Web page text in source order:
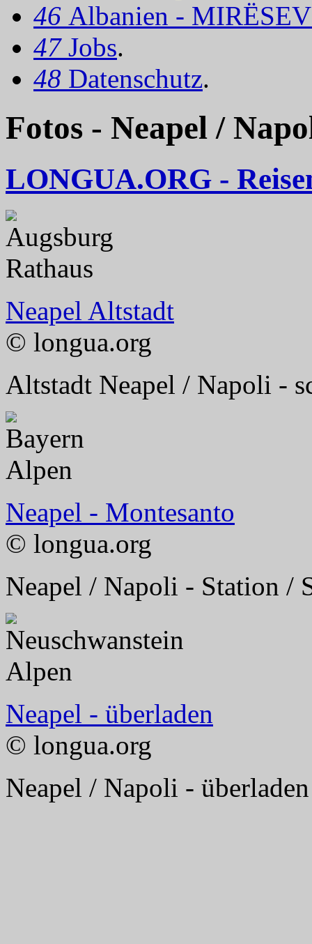
46 Albanien -
47 Jobs.
48 Datenschutz.
Fotos - Neapel /
LONGUA.ORG -
Neapel Altstadt
© longua.org
Altstadt Neapel / Napoli -
Neapel - Montesanto
© longua.org
Neapel / Napoli - Station /
Neapel - überladen
© longua.org
Neapel / Napoli -